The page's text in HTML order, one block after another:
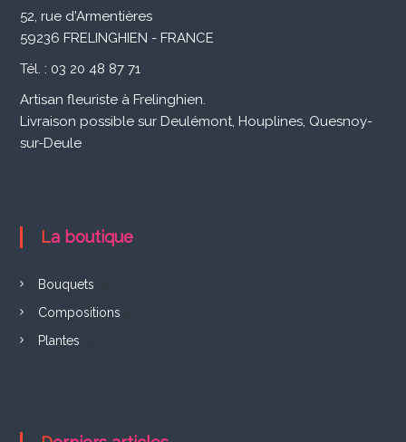
à
F
r
e
l
g
h
i
e
n
52, rue d'Armentières
59236 FRELINGHIEN - FRANCE
Tél. : 03 20 48 87 71
Artisan fleuriste à Frelinghien.
Livraison possible sur Deulémont, Houplines, Quesnoy-
sur-Deule
La boutique
Bouquets
Compositions
Plantes